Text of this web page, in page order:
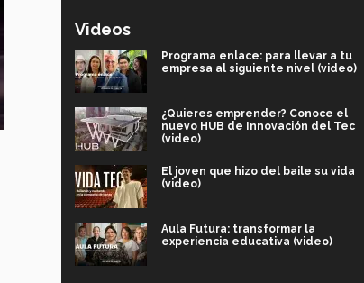
Videos
Programa enlace: para llevar a tu
empresa al siguiente nivel (video)
¿Quieres emprender? Conoce el
nuevo HUB de Innovación del Tec
(video)
El joven que hizo del baile su vida
(video)
Aula Futura: transformar la
experiencia educativa (video)